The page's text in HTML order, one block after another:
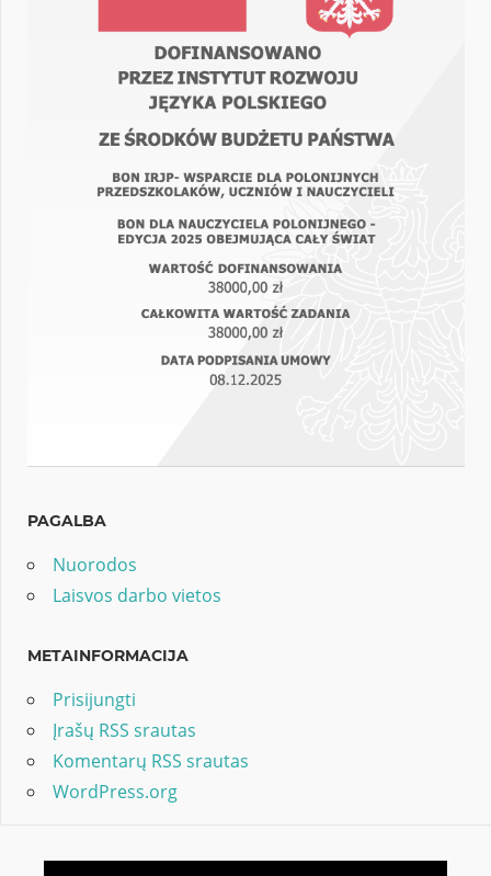
PAGALBA
Nuorodos
Laisvos darbo vietos
METAINFORMACIJA
Prisijungti
Įrašų RSS srautas
Komentarų RSS srautas
WordPress.org